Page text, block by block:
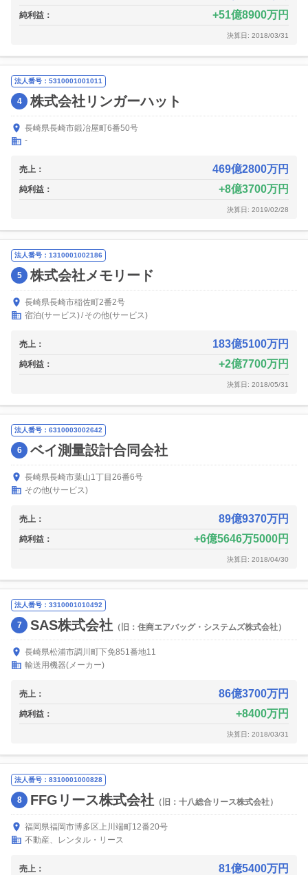
純利益： 51億8900万円
決算日: 2018/03/31
法人番号：5310001001011
4 株式会社リンガーハット
長崎県長崎市鍛冶屋町6番50号
-
売上： 469億2800万円
純利益： 8億3700万円
決算日: 2019/02/28
法人番号：1310001002186
5 株式会社メモリード
長崎県長崎市稲佐町2番2号
宿泊(サービス) その他(サービス)
売上： 183億5100万円
純利益： 2億7700万円
決算日: 2018/05/31
法人番号：6310003002642
6 ベイ測量設計合同会社
長崎県長崎市葉山1丁目26番6号
その他(サービス)
売上： 89億9370万円
純利益： 6億5646万5000円
決算日: 2018/04/30
法人番号：3310001010492
7 SAS株式会社 （旧：住商エアバッグ・システムズ株式会社）
長崎県松浦市調川町下免851番地11
輸送用機器(メーカー)
売上： 86億3700万円
純利益： 8400万円
決算日: 2018/03/31
法人番号：8310001000828
8 FFGリース株式会社 （旧：十八総合リース株式会社）
福岡県福岡市博多区上川端町12番20号
不動産、レンタル・リース
売上： 81億5400万円